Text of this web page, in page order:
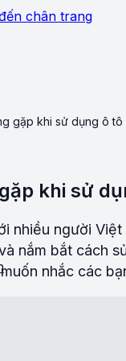
chân trang
gặp khi sử dụng ô tô
khi sử
nhiều người
nắm bắt cách
nhắc các